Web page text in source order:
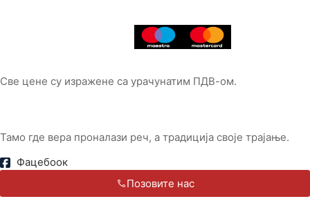
Све цене су изражене са урачунатим ПДВ-ом.
Тамо где вера проналази реч, а традиција своје трајање.
Фацебоок
Позовите нас